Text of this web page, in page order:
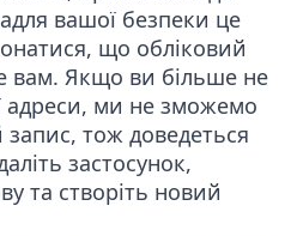
вашої безпеки це
що обліковий
вам. Якщо ви більше не
адреси, ми не зможемо
запис, тож доведеться
застосунок,
та створіть новий